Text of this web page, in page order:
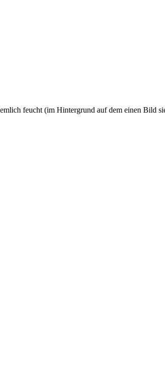
feucht (im Hintergrund auf dem einen Bild